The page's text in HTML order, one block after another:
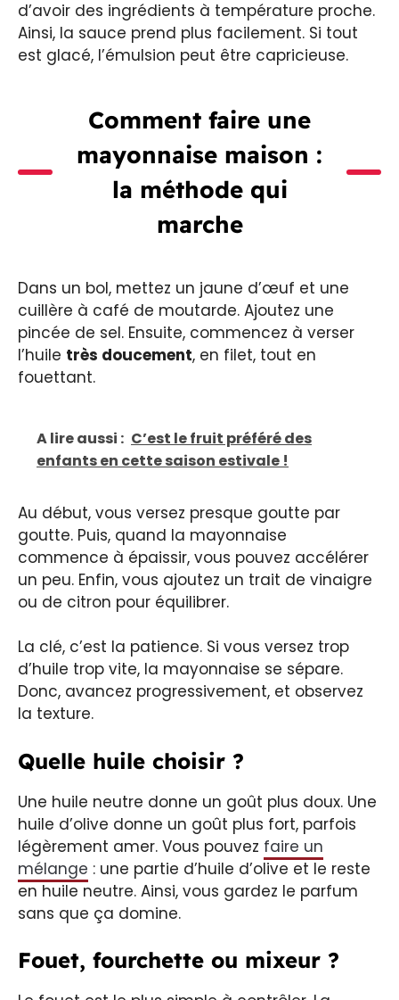
d’avoir des ingrédients à température proche.
Ainsi, la sauce prend plus facilement. Si tout
est glacé, l’émulsion peut être capricieuse.
Comment faire une
mayonnaise maison :
la méthode qui
marche
Dans un bol, mettez un jaune d’œuf et une
cuillère à café de moutarde. Ajoutez une
pincée de sel. Ensuite, commencez à verser
l’huile très doucement, en filet, tout en
fouettant.
A lire aussi : C’est le fruit préféré des
enfants en cette saison estivale !
Au début, vous versez presque goutte par
goutte. Puis, quand la mayonnaise
commence à épaissir, vous pouvez accélérer
un peu. Enfin, vous ajoutez un trait de vinaigre
ou de citron pour équilibrer.
La clé, c’est la patience. Si vous versez trop
d’huile trop vite, la mayonnaise se sépare.
Donc, avancez progressivement, et observez
la texture.
Quelle huile choisir ?
Une huile neutre donne un goût plus doux. Une
huile d’olive donne un goût plus fort, parfois
légèrement amer. Vous pouvez faire un
mélange : une partie d’huile d’olive et le reste
en huile neutre. Ainsi, vous gardez le parfum
sans que ça domine.
Fouet, fourchette ou mixeur ?